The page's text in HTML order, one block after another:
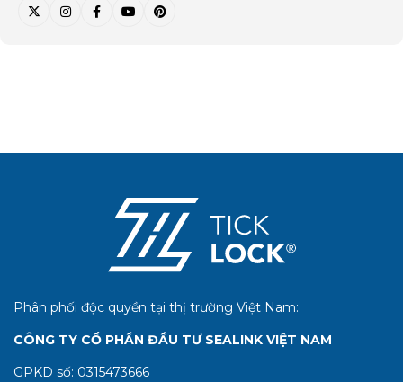
Phân phối độc quyền tại thị trường Việt Nam:
CÔNG TY CỔ PHẦN ĐẦU TƯ SEALINK VIỆT NAM
GPKD số: 0315473666